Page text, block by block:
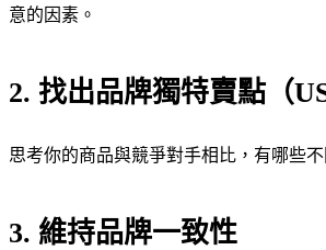
意的因素。
2. 找出品牌獨特賣點（
思考你的商品與競爭對手相比，有哪些不
3. 維持品牌一致性